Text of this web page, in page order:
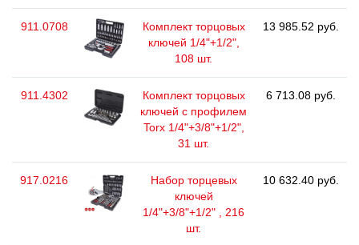
911.0708
Комплект торцовых
ключей 1/4"+1/2",
108 шт.
13 985.52 руб.
911.4302
Комплект торцовых
ключей с профилем
Torx 1/4"+3/8"+1/2",
31 шт.
6 713.08 руб.
917.0216
Набор торцевых
ключей
1/4"+3/8"+1/2" , 216
шт.
10 632.40 руб.